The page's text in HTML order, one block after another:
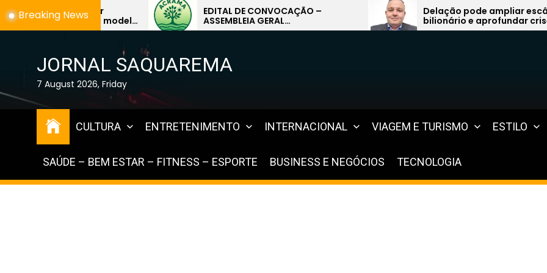
Skip
to
Breaking NewsEDITAL DE CONVOCAÇÃO –
ASSEMBLEIA GERAL
EXTRAORDINÁRIA
Delação pode ampliar escândalo
bilionário e aprofundar crise no
sistema previdenciário do Rio
GRUPO
MILHÃO
JORNAL SAQUAREMA
7 August 2026, Friday
CULTURA ENTRETENIMENTO INTERNACIONAL VIAGEM E TURISMO ESTILO
SAÚDE – BEM ESTAR – FITNESS – ESPORTE BUSINESS E NEGÓCIOS TECNOLOGIA